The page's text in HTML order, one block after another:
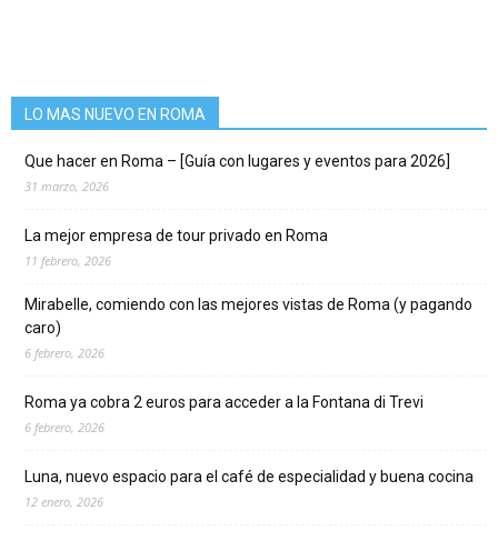
LO MAS NUEVO EN ROMA
Que hacer en Roma – [Guía con lugares y eventos para 2026]
31 marzo, 2026
La mejor empresa de tour privado en Roma
11 febrero, 2026
Mirabelle, comiendo con las mejores vistas de Roma (y pagando
caro)
6 febrero, 2026
Roma ya cobra 2 euros para acceder a la Fontana di Trevi
6 febrero, 2026
Luna, nuevo espacio para el café de especialidad y buena cocina
12 enero, 2026